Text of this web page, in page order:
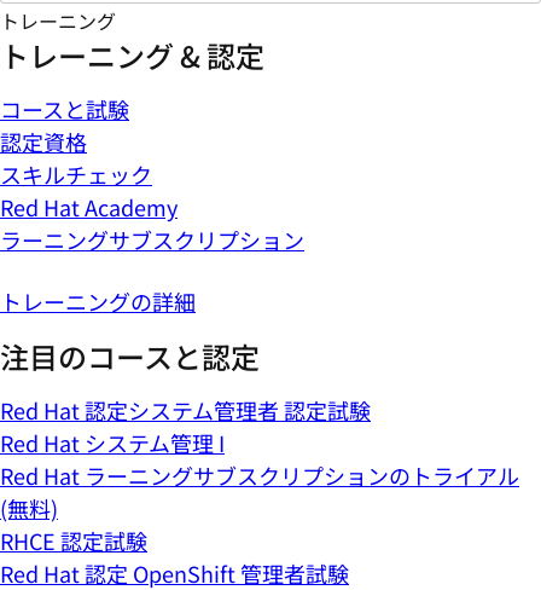
トレーニング
トレーニング & 認定
コースと試験
認定資格
スキルチェック
Red Hat Academy
ラーニングサブスクリプション
トレーニングの詳細
注目のコースと認定
Red Hat 認定システム管理者 認定試験
Red Hat システム管理 I
Red Hat ラーニングサブスクリプションのトライアル
(無料)
RHCE 認定試験
Red Hat 認定 OpenShift 管理者試験